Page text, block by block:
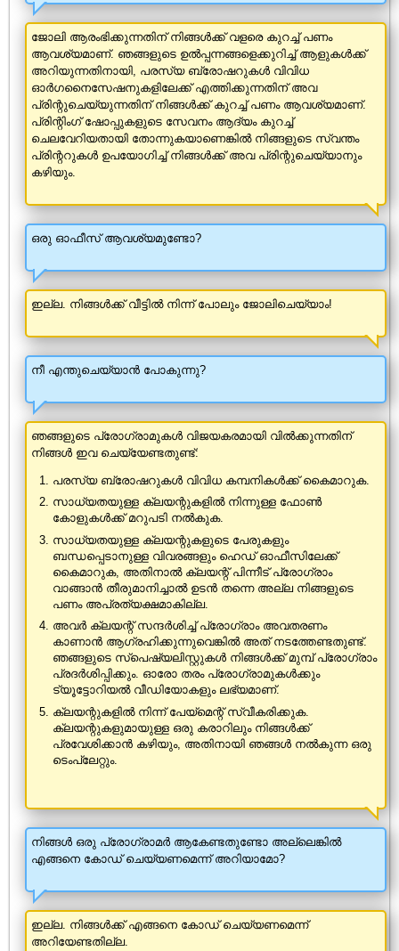
ജോലി ആരംഭിക്കുന്നതിന് നിങ്ങൾക്ക് വളരെ കുറച്ച് പണം
ആവശ്യമാണ്. ഞങ്ങളുടെ ഉൽ‌പ്പന്നങ്ങളെക്കുറിച്ച് ആളുകൾ‌ക്ക്
അറിയുന്നതിനായി, പരസ്യ ബ്രോഷറുകൾ‌ വിവിധ
ഓർ‌ഗനൈസേഷനുകളിലേക്ക് എത്തിക്കുന്നതിന് അവ
പ്രിന്റുചെയ്യുന്നതിന് നിങ്ങൾക്ക് കുറച്ച് പണം ആവശ്യമാണ്.
പ്രിന്റിംഗ് ഷോപ്പുകളുടെ സേവനം ആദ്യം കുറച്ച്
ചെലവേറിയതായി തോന്നുകയാണെങ്കിൽ നിങ്ങളുടെ സ്വന്തം
പ്രിന്ററുകൾ ഉപയോഗിച്ച് നിങ്ങൾക്ക് അവ പ്രിന്റുചെയ്യാനും
കഴിയും.
ഒരു ഓഫീസ് ആവശ്യമുണ്ടോ?
ഇല്ല. നിങ്ങൾക്ക് വീട്ടിൽ നിന്ന് പോലും ജോലിചെയ്യാം!
നീ എന്തുചെയ്യാൻ പോകുന്നു?
ഞങ്ങളുടെ പ്രോഗ്രാമുകൾ വിജയകരമായി വിൽക്കുന്നതിന്
നിങ്ങൾ ഇവ ചെയ്യേണ്ടതുണ്ട്:
പരസ്യ ബ്രോഷറുകൾ വിവിധ കമ്പനികൾക്ക് കൈമാറുക.
സാധ്യതയുള്ള ക്ലയന്റുകളിൽ നിന്നുള്ള ഫോൺ
കോളുകൾക്ക് മറുപടി നൽകുക.
സാധ്യതയുള്ള ക്ലയന്റുകളുടെ പേരുകളും
ബന്ധപ്പെടാനുള്ള വിവരങ്ങളും ഹെഡ് ഓഫീസിലേക്ക്
കൈമാറുക, അതിനാൽ ക്ലയന്റ് പിന്നീട് പ്രോഗ്രാം
വാങ്ങാൻ തീരുമാനിച്ചാൽ ഉടൻ തന്നെ അല്ല നിങ്ങളുടെ
പണം അപ്രത്യക്ഷമാകില്ല.
അവർ ക്ലയന്റ് സന്ദർശിച്ച് പ്രോഗ്രാം അവതരണം
കാണാൻ ആഗ്രഹിക്കുന്നുവെങ്കിൽ അത് നടത്തേണ്ടതുണ്ട്.
ഞങ്ങളുടെ സ്പെഷ്യലിസ്റ്റുകൾ നിങ്ങൾക്ക് മുമ്പ് പ്രോഗ്രാം
പ്രദർശിപ്പിക്കും. ഓരോ തരം പ്രോഗ്രാമുകൾക്കും
ട്യൂട്ടോറിയൽ വീഡിയോകളും ലഭ്യമാണ്.
ക്ലയന്റുകളിൽ നിന്ന് പേയ്‌മെന്റ് സ്വീകരിക്കുക.
ക്ലയന്റുകളുമായുള്ള ഒരു കരാറിലും നിങ്ങൾക്ക്
പ്രവേശിക്കാൻ കഴിയും, അതിനായി ഞങ്ങൾ നൽകുന്ന ഒരു
ടെംപ്ലേറ്റും.
നിങ്ങൾ ഒരു പ്രോഗ്രാമർ ആകേണ്ടതുണ്ടോ അല്ലെങ്കിൽ
എങ്ങനെ കോഡ് ചെയ്യണമെന്ന് അറിയാമോ?
ഇല്ല. നിങ്ങൾക്ക് എങ്ങനെ കോഡ് ചെയ്യണമെന്ന്
അറിയേണ്ടതില്ല.